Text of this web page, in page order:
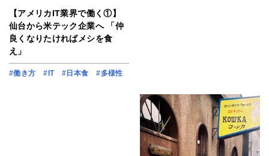
【アメリカIT業界で働く①】
仙台から米テック企業へ 「仲
良くなりたければメシを食
え」
#働き方 #IT #日本食 #多様性